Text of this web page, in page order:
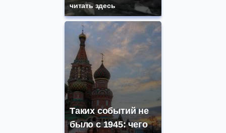
читать здесь
Таких событий не
было с 1945: чего